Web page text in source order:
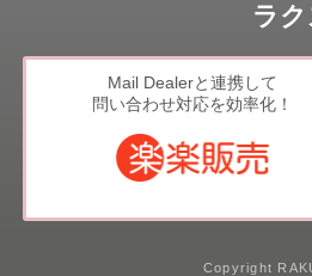
ラ
Mail Dealerと連携して
問い合わせ対応を効率化！
Copyright